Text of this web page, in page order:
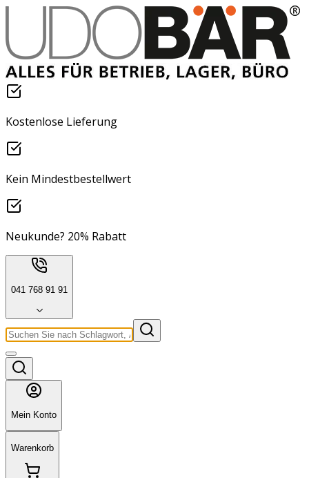
Kostenlose Lieferung
Kein Mindestbestellwert
Neukunde? 20% Rabatt
041 768 91 91
Mein Konto
Warenkorb